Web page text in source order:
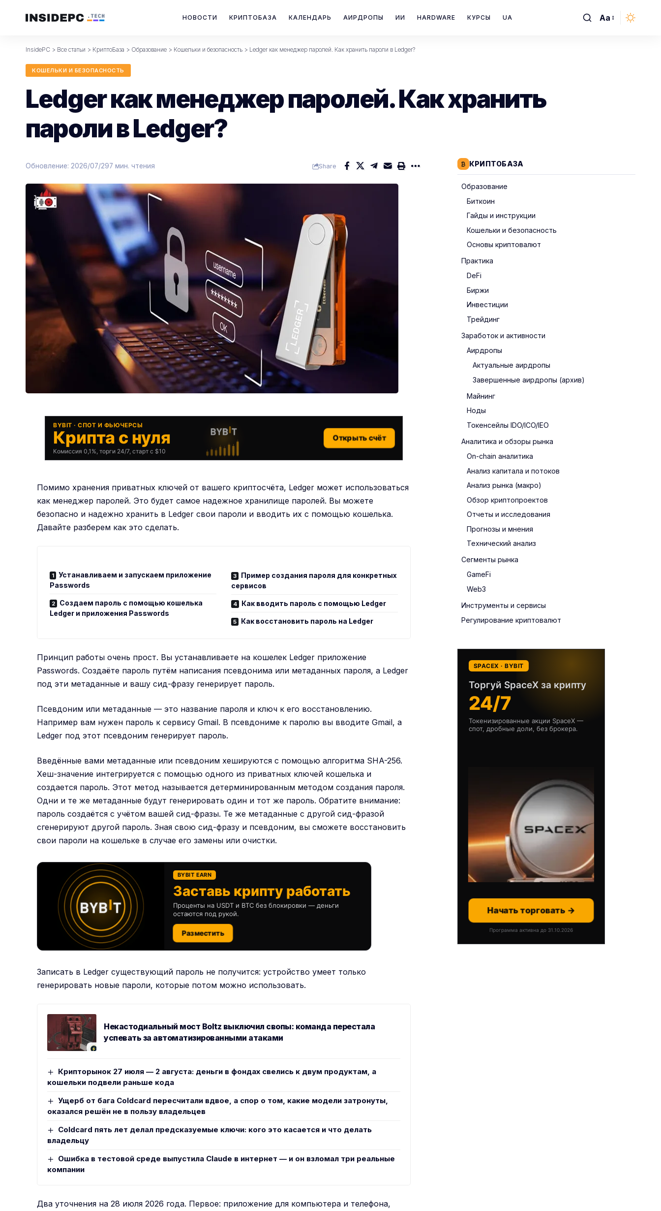
НОВОСТИ КРИПТОБАЗА КАЛЕНДАРЬ АИРДРОПЫ ИИ HARDWARE КУРСЫ UA
Font
Aa
InsidePC > Все статьи > КриптоБаза > Образование > Кошельки и безопасность > Ledger как менеджер паролей. Как хранить пароли в Ledger?
КОШЕЛЬКИ И БЕЗОПАСНОСТЬ
Ledger как менеджер паролей. Как хранить
пароли в Ledger?
Обновление: 2026/07/297 мин. чтения Share
BYBIT · СПОТ И ФЬЮЧЕРСЫ
Крипта с нуля
Комиссия 0,1%, торги 24/7, старт с $10
Открыть счёт
Помимо хранения приватных ключей от вашего криптосчёта, Ledger может использоваться
как менеджер паролей. Это будет самое надежное хранилище паролей. Вы можете
безопасно и надежно хранить в Ledger свои пароли и вводить их с помощью кошелька.
Давайте разберем как это сделать.
Устанавливаем и запускаем приложение
Passwords
Создаем пароль с помощью кошелька
Ledger и приложения Passwords
Пример создания пароля для конкретных
сервисов
Как вводить пароль с помощью Ledger
Как восстановить пароль на Ledger
Принцип работы очень прост. Вы устанавливаете на кошелек Ledger приложение
Passwords. Создаёте пароль путём написания псевдонима или метаданных пароля, а Ledger
под эти метаданные и вашу сид-фразу генерирует пароль.
Псевдоним или метаданные — это название пароля и ключ к его восстановлению.
Например вам нужен пароль к сервису Gmail. В псевдониме к паролю вы вводите Gmail, а
Ledger под этот псевдоним генерирует пароль.
Введённые вами метаданные или псевдоним хешируются с помощью алгоритма SHA-256.
Хеш-значение интегрируется с помощью одного из приватных ключей кошелька и
создается пароль. Этот метод называется детерминированным методом создания пароля.
Одни и те же метаданные будут генерировать один и тот же пароль. Обратите внимание:
пароль создаётся с учётом вашей сид-фразы. Те же метаданные с другой сид-фразой
сгенерируют другой пароль. Зная свою сид-фразу и псевдоним, вы сможете восстановить
свои пароли на кошельке в случае его замены или очистки.
BYBIT EARN
Заставь крипту работать
Проценты на USDT и BTC без блокировки — деньги
остаются под рукой.
Разместить
Записать в Ledger существующий пароль не получится: устройство умеет только
генерировать новые пароли, которые потом можно использовать.
Некастодиальный мост Boltz выключил свопы: команда перестала
успевать за автоматизированными атаками
Крипторынок 27 июля — 2 августа: деньги в фондах свелись к двум продуктам, а
кошельки подвели раньше кода
Ущерб от бага Coldcard пересчитали вдвое, а спор о том, какие модели затронуты,
оказался решён не в пользу владельцев
Coldcard пять лет делал предсказуемые ключи: кого это касается и что делать
владельцу
Ошибка в тестовой среде выпустила Claude в интернет — и он взломал три реальные
компании
Два уточнения на 28 июля 2026 года. Первое: приложение для компьютера и телефона,
КРИПТОБАЗА
Образование
Биткоин
Гайды и инструкции
Кошельки и безопасность
Основы криптовалют
Практика
DeFi
Биржи
Инвестиции
Трейдинг
Заработок и активности
Аирдропы
Актуальные аирдропы
Завершенные аирдропы (архив)
Майнинг
Ноды
Токенсейлы IDO/ICO/IEO
Аналитика и обзоры рынка
On-chain аналитика
Анализ капитала и потоков
Анализ рынка (макро)
Обзор криптопроектов
Отчеты и исследования
Прогнозы и мнения
Технический анализ
Сегменты рынка
GameFi
Web3
Инструменты и сервисы
Регулирование криптовалют
SPACEX · BYBIT
Торгуй SpaceX за крипту
24/7
Токенизированные акции SpaceX —
спот, дробные доли, без брокера.
Начать торговать →
Программа активна до 31.10.2026